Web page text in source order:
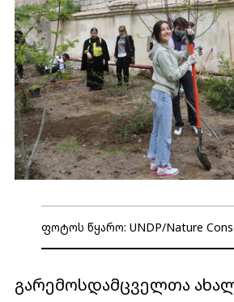
ფოტოს წყარო: UNDP/Nature
გარემოსდამცველთა